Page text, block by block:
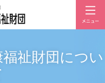
祉財団につい